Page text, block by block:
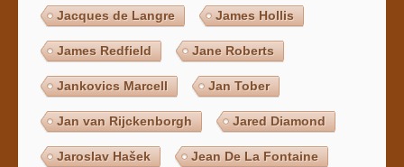
Jacques de Langre James Hollis
James Redfield Jane Roberts
Jankovics Marcell Jan Tober
Jan van Rijckenborgh Jared Diamond
Jaroslav Hašek Jean De La Fontaine